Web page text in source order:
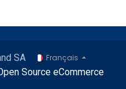
SA Français
Source eCommerce